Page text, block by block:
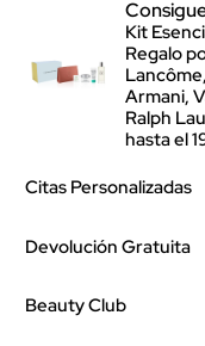
Kit
Regalo
Armani,
Ralph
hasta el
Citas Personalizadas
Devolución Gratuita
Beauty Club